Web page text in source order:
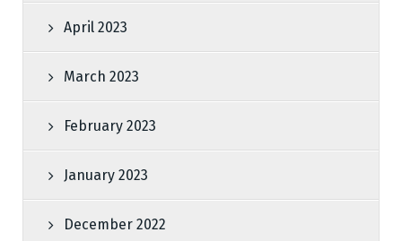
April 2023
March 2023
February 2023
January 2023
December 2022